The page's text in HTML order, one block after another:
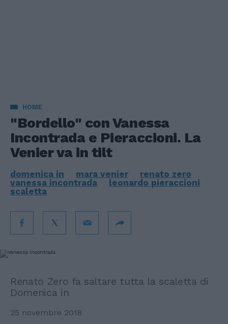
HOME
"Bordello" con Vanessa
Incontrada e Pieraccioni. La
Venier va in tilt
domenica in mara venier
renato zero
vanessa incontrada
leonardo pieraccioni
scaletta
Renato Zero fa saltare tutta la scaletta di
Domenica in
25 novembre 2018